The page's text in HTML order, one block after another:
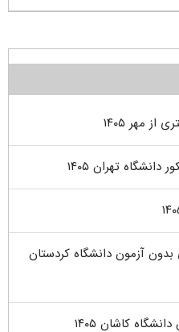
مهر ۱۴۰۵
تهران ۱۴۰۵
بدون آزمون دانشگاه کردستان
کاشان ۱۴۰۵